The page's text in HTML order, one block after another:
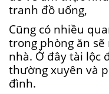
tranh đồ uống,
Cũng có nhiều
trong phòng ăn sẽ
nhà. Ở đây tài lộc
thường xuyên và
đình.